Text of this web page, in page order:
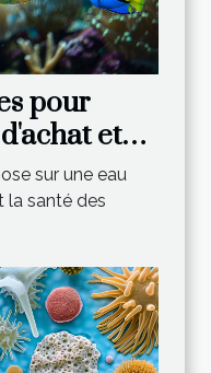
pour
et
sur une eau
la santé des